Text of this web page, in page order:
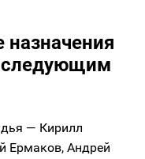
назначения
следующим
— Кирилл
Ермаков, Андрей